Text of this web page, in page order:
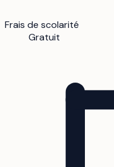
Frais de scolarité
Gratuit